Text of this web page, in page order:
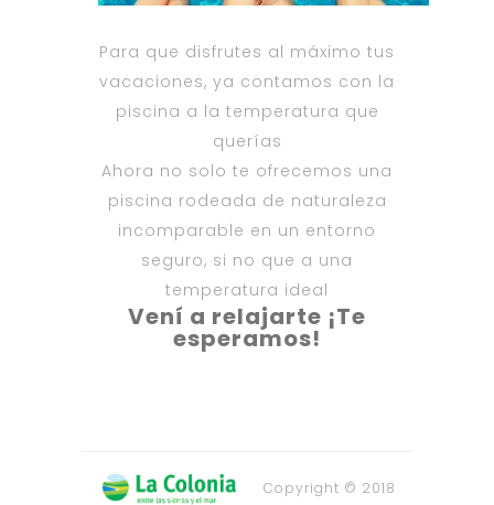
Para que disfrutes al máximo tus
vacaciones, ya contamos con la
piscina a la temperatura que
querías
Ahora no solo te ofrecemos una
piscina rodeada de naturaleza
incomparable en un entorno
seguro, si no que a una
temperatura ideal
Vení a relajarte ¡Te
esperamos!
Copyright © 2018